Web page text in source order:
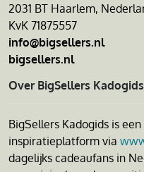
2031 BT Haarlem,
KvK 71875557
info@bigsellers.nl
bigsellers.nl
Over BigSellers Kadogids
BigSellers Kadogids is
inspiratieplatform via
dagelijks cadeaufans in